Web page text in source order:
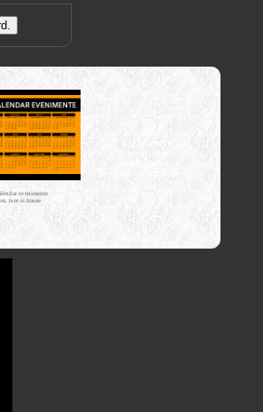
evenimente
ture si trasee
bicicleta MTB